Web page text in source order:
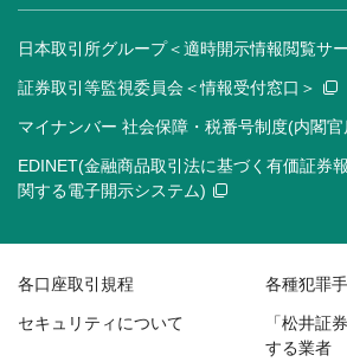
日本取引所グループ＜適時開示情報閲覧サ
証券取引等監視委員会＜情報受付窓口＞
マイナンバー 社会保障・税番号制度(内閣官
EDINET(金融商品取引法に基づく有価証券
関する電子開示システム)
各口座取引規程 各種犯罪
セキュリティについて
「松井証
する業者